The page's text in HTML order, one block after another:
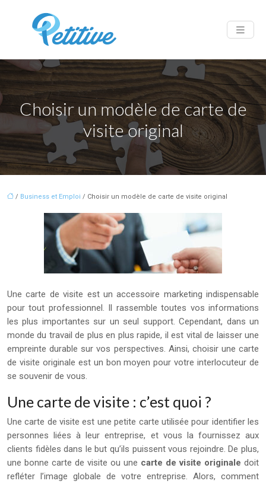
Choisir un modèle de carte de
visite original
/ Business et Emploi / Choisir un modèle de carte de visite original
Une carte de visite est un accessoire marketing indispensable
pour tout professionnel. Il rassemble toutes vos informations
les plus importantes sur un seul support. Cependant, dans un
monde du travail de plus en plus rapide, il est vital de laisser une
empreinte durable sur vos perspectives. Ainsi, choisir une carte
de visite originale est un bon moyen pour votre interlocuteur de
se souvenir de vous.
Une carte de visite : c’est quoi ?
Une carte de visite est une petite carte utilisée pour identifier les
personnes liées à leur entreprise, et vous la fournissez aux
clients fidèles dans le but qu’ils puissent vous rejoindre. De plus,
une bonne carte de visite ou une carte de visite originale doit
refléter l’image globale de votre entreprise. Alors, comment